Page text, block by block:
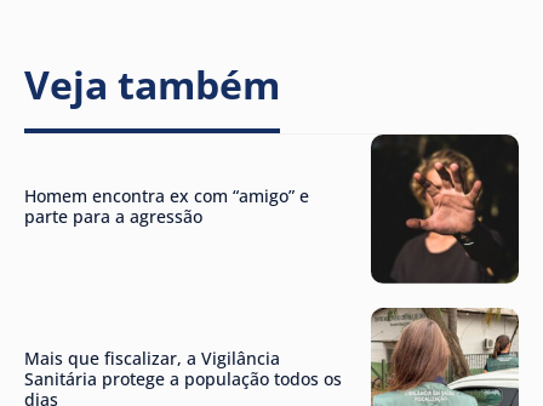
Veja também
Homem encontra ex com “amigo” e
parte para a agressão
Mais que fiscalizar, a Vigilância
Sanitária protege a população todos os
dias